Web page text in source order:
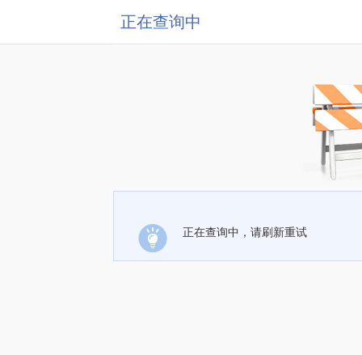
正在查询中
正在查询中，请刷新重试